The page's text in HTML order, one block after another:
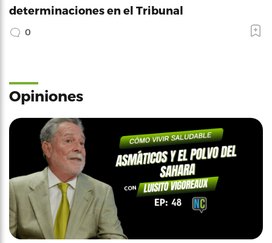
determinaciones en el Tribunal
0
Opiniones